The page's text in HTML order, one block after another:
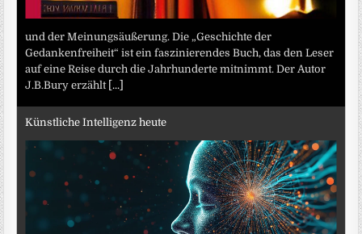
und der Meinungsäußerung. Die „Geschichte der
Gedankenfreiheit“ ist ein faszinierendes Buch, das den Leser
auf eine Reise durch die Jahrhunderte mitnimmt. Der Autor
J.B.Bury erzählt [...]
Künstliche Intelligenz heute